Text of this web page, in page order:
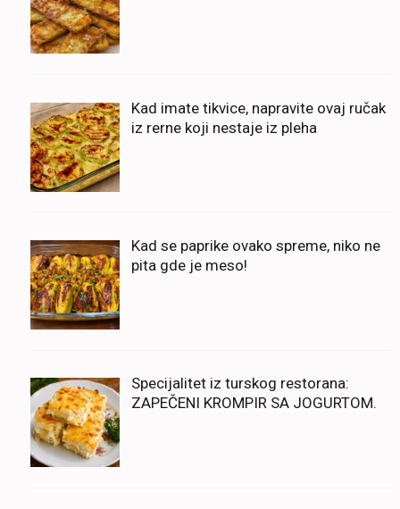
Kad imate tikvice, napravite ovaj ručak
iz rerne koji nestaje iz pleha
Kad se paprike ovako spreme, niko ne
pita gde je meso!
Specijalitet iz turskog restorana:
ZAPEČENI KROMPIR SA JOGURTOM.